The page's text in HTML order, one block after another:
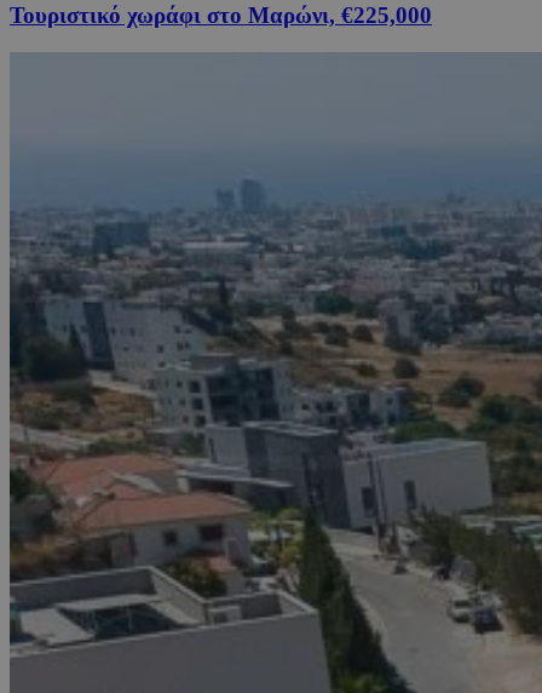
Τουριστικό χωράφι στο Μαρώνι, €225,000